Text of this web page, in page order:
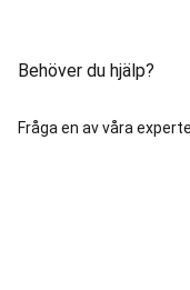
Behöver du hjälp?
Fråga en av våra